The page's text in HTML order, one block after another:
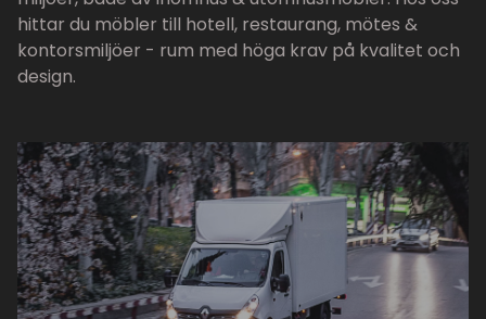
hittar du möbler till hotell, restaurang, mötes &
kontorsmiljöer - rum med höga krav på kvalitet och
design.